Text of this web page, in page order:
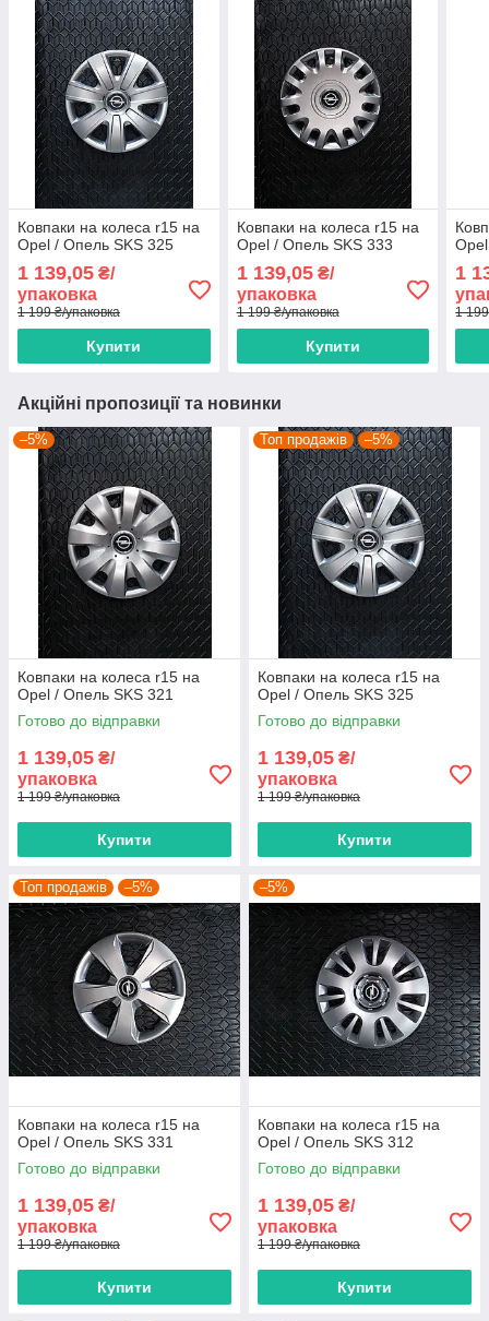
Ковпаки на колеса r15 на
Opel / Опель SKS 325
1 139,05 ₴/
упаковка
1 199 ₴/упаковка
Купити
Ковпаки на колеса r15 на
Opel / Опель SKS 333
1 139,05₴/
упаковка
1 199 ₴/упаковка
Купити
1
1
Акційні пропозиції та новинки
–5%
Ковпаки на колеса r15 на
Opel / Опель SKS 321
Готово до відправки
1 139,05 ₴/
упаковка
1 199 ₴/упаковка
Купити
Топ продажів –5%
Ковпаки на колеса r15 на
Opel / Опель SKS 325
Готово до відправки
1 139,05 ₴/
упаковка
1 199 ₴/упаковка
Купити
Топ продажів –5%
Ковпаки на колеса r15 на
Opel / Опель SKS 331
Готово до відправки
1 139,05 ₴/
упаковка
1 199 ₴/упаковка
Купити
–5%
Ковпаки на колеса r15 на
Opel / Опель SKS 312
Готово до відправки
1 139,05 ₴/
упаковка
1 199 ₴/упаковка
Купити